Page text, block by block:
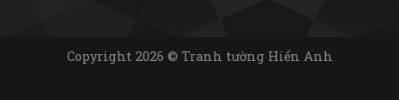
Copyright 2026 © Tranh tường Hiển Anh